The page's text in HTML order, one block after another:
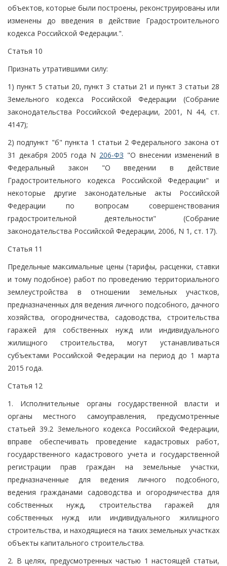
объектов, которые были построены, реконструированы или
изменены до введения в действие Градостроительного
кодекса Российской Федерации.".
Статья 10
Признать утратившими силу:
1) пункт 5 статьи 20, пункт 3 статьи 21 и пункт 3 статьи 28
Земельного кодекса Российской Федерации (Собрание
законодательства Российской Федерации, 2001, N 44, ст.
4147);
2) подпункт "б" пункта 1 статьи 2 Федерального закона от
31 декабря 2005 года N 206-ФЗ "О внесении изменений в
Федеральный закон "О введении в действие
Градостроительного кодекса Российской Федерации" и
некоторые другие законодательные акты Российской
Федерации по вопросам совершенствования
градостроительной деятельности" (Собрание
законодательства Российской Федерации, 2006, N 1, ст. 17).
Статья 11
Предельные максимальные цены (тарифы, расценки, ставки
и тому подобное) работ по проведению территориального
землеустройства в отношении земельных участков,
предназначенных для ведения личного подсобного, дачного
хозяйства, огородничества, садоводства, строительства
гаражей для собственных нужд или индивидуального
жилищного строительства, могут устанавливаться
субъектами Российской Федерации на период до 1 марта
2015 года.
Статья 12
1. Исполнительные органы государственной власти и
органы местного самоуправления, предусмотренные
статьей 39.2 Земельного кодекса Российской Федерации,
вправе обеспечивать проведение кадастровых работ,
государственного кадастрового учета и государственной
регистрации прав граждан на земельные участки,
предназначенные для ведения личного подсобного,
ведения гражданами садоводства и огородничества для
собственных нужд, строительства гаражей для
собственных нужд или индивидуального жилищного
строительства, и находящиеся на таких земельных участках
объекты капитального строительства.
2. В целях, предусмотренных частью 1 настоящей статьи,